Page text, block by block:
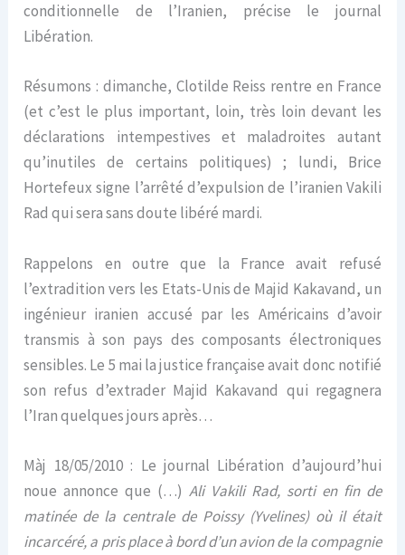
conditionnelle de l’Iranien, précise le journal
Libération.
Résumons : dimanche, Clotilde Reiss rentre en France
(et c’est le plus important, loin, très loin devant les
déclarations intempestives et maladroites autant
qu’inutiles de certains politiques) ; lundi, Brice
Hortefeux signe l’arrêté d’expulsion de l’iranien Vakili
Rad qui sera sans doute libéré mardi.
Rappelons en outre que la France avait refusé
l’extradition vers les Etats-Unis de Majid Kakavand, un
ingénieur iranien accusé par les Américains d’avoir
transmis à son pays des composants électroniques
sensibles. Le 5 mai la justice française avait donc notifié
son refus d’extrader Majid Kakavand qui regagnera
l’Iran quelques jours après…
Màj 18/05/2010 : Le journal Libération d’aujourd’hui
noue annonce que (…)Ali Vakili Rad, sorti en fin de
matinée de la centrale de Poissy (Yvelines) où il était
incarcéré, a pris place à bord d’un avion de la compagnie